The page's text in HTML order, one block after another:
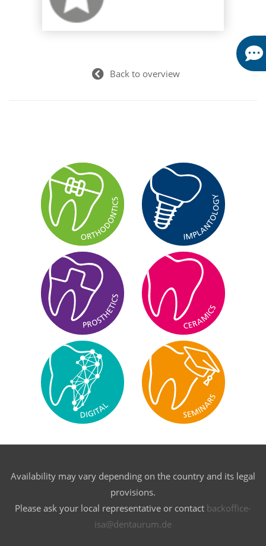
Back to overview
Availability may vary depending on the country and its legal
provisions.
Please ask your local representative or contact backoffice-
isa@dentaurum.de